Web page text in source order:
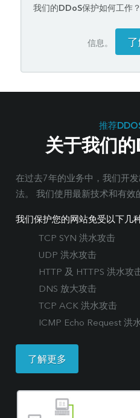
我们的DDoS保护如何工作？
信息。
推荐
关于我们
在过去7年的业务中，我们开
法。 我们使用最新技术和有效
我们保护您的网站免受以下几
TCP SYN 洪水攻击
UDP 洪水攻击
HTTP 及 HTTPS 洪水攻
DNS 放大攻击
TCP ACK 洪水攻击
ICMP Echo Request 洪
了解更多